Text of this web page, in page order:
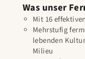
Was unser
Mit 16
Mehrstufig
lebenden
Milieu